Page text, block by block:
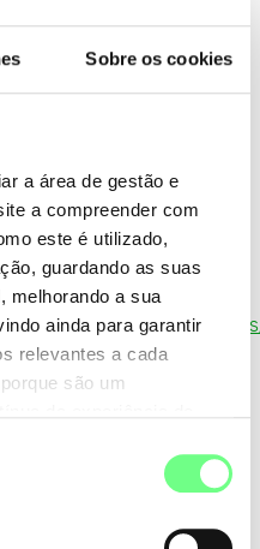
Sobre os cookies
a área de gestão e
a compreender com
este é utilizado,
guardando as suas
melhorando a sua
ainda para garantir
relevantes a cada
são um
da Lei n.º 62/2011, de
de Conflitos de
de Resolução
uploads/
de Litígios em